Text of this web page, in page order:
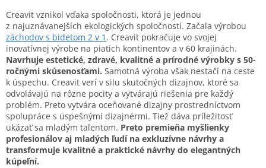
a
c
i
e
p
r
v
k
y
v
ý
p
i
v
a
n
i
e
Creavit vznikol vďaka spoločnosti, ktorá je jednou
z najuznávanejších ekologických spoločností. Začala výrobou
záchodov s bidetom 2 v 1 . Creavit pokračuje vo svojej
inovatívnej výrobe na piatich kontinentov a v 60 krajinách.
Navrhuje estetické, zdravé, kvalitné a prírodné výrobky s 50-
ročnými skúsenosťami. Samotná výroba však nestačí na ceste
k úspechu. Creavit verí v silu skutočných dizajnov, ktoré sa
odvolávajú na rôzne pocity a vytvárajú riešenia pre každý
problém. Preto vytvára oceňované dizajny prostredníctvom
spolupráce s úspešnými dizajnérmi. Tiež dáva príležitosť
ukázať sa mladým talentom. Preto premieňa myšlienky
profesionálov aj mladých ľudí na exkluzívne návrhy a
transformuje kvalitné a praktické návrhy do elegantných
kúpeľní.